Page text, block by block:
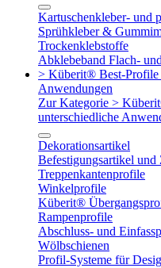
Kartuschenkleber- und
Sprühkleber &
Trockenklebstoffe
Abklebeband Flach-
> Küberit® Best-Profile
Anwendungen
Zur Kategorie >
unterschiedliche
Dekorationsartikel
Befestigungsartikel und
Treppenkantenprofile
Winkelprofile
Küberit®
Rampenprofile
Abschluss- und
Wölbschienen
Profil-Systeme für